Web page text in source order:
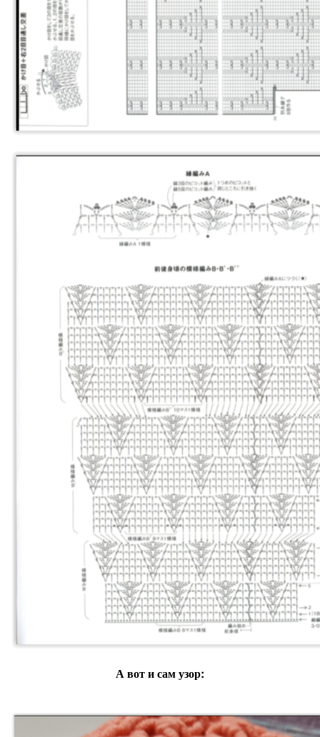
А вот и сам узор: